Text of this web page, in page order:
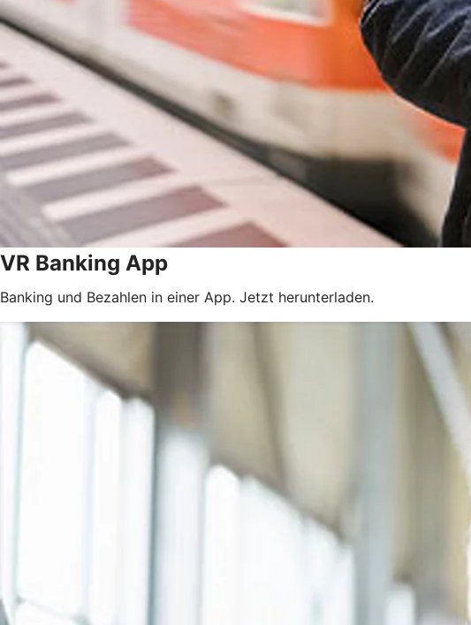
VR Banking App
Banking und Bezahlen in einer App. Jetzt herunterladen.